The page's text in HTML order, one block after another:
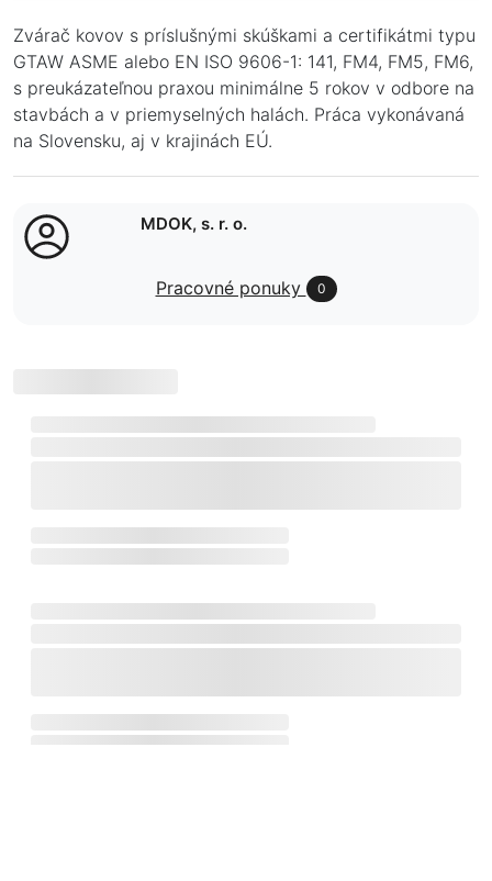
Zvárač kovov s príslušnými skúškami a certifikátmi typu
GTAW ASME alebo EN ISO 9606-1: 141, FM4, FM5, FM6,
s preukázateľnou praxou minimálne 5 rokov v odbore na
stavbách a v priemyselných halách. Práca vykonávaná
na Slovensku, aj v krajinách EÚ.
MDOK, s. r. o.
Pracovné ponuky 0